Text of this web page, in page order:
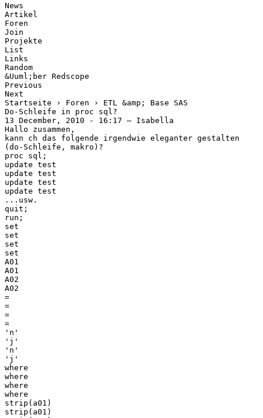
News
Artikel
Foren
Join
Projekte
List
Links
Random
&Uuml;ber Redscope
Previous
Next
Startseite › Foren › ETL &amp; Base SAS
Do-Schleife in proc sql?
13 December, 2010 - 16:17 — Isabella
Hallo zusammen,
kann ch das folgende irgendwie eleganter gestalten
(do-Schleife, makro)?
proc sql;
update test
update test
update test
update test
...usw.
quit;
run;
set
set
set
set
A01
A01
A02
A02
=
=
=
=
'n'
'j'
'n'
'j'
where
where
where
where
strip(a01)
strip(a01)